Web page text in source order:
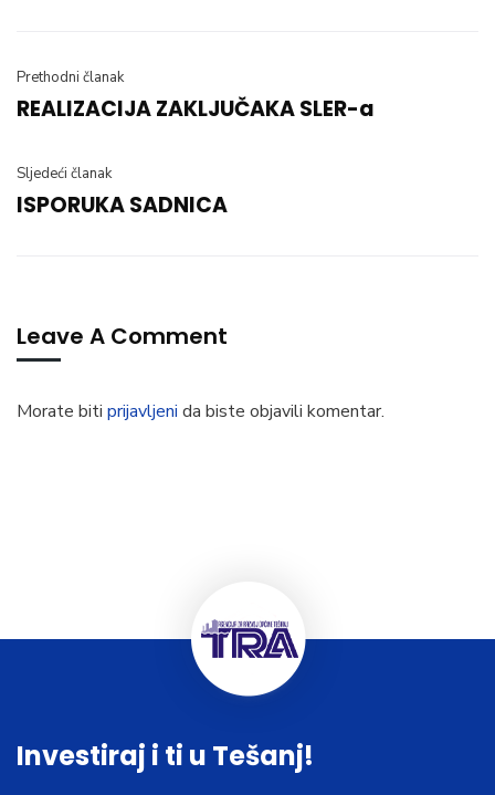
Prethodni članak
REALIZACIJA ZAKLJUČAKA SLER-a
Sljedeći članak
ISPORUKA SADNICA
Leave A Comment
Morate biti prijavljeni da biste objavili komentar.
Investiraj i ti u Tešanj!